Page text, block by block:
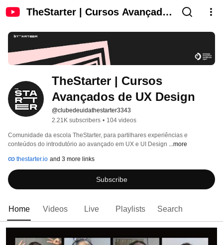
TheStarter | Cursos Avançados
TheStarter | Cursos
Avançados de UX Design
@clubedeuidathestarter3343
2.21K subscribers • 104 videos
Comunidade da escola TheStarter, para partilhares experiências e
conteúdos do introdutório ao avançado em UX e UI Design ...more
thestarter.io and 3 more links
Subscribe
Home Videos Live Playlists Search